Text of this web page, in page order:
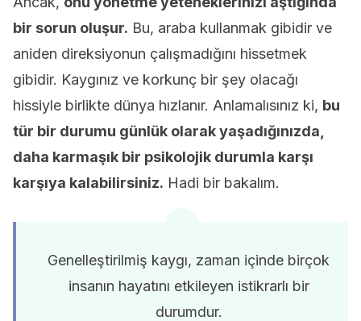
bir sorun oluşur. Bu, araba kullanmak gibidir ve
aniden direksiyonun çalışmadığını hissetmek
gibidir. Kaygınız ve korkunç bir şey olacağı
hissiyle birlikte dünya hızlanır. Anlamalısınız ki, bu
tür bir durumu günlük olarak yaşadığınızda,
daha karmaşık bir psikolojik durumla karşı
karşıya kalabilirsiniz. Hadi bir bakalım.
Genelleştirilmiş kaygı, zaman içinde birçok
insanın hayatını etkileyen istikrarlı bir
durumdur.